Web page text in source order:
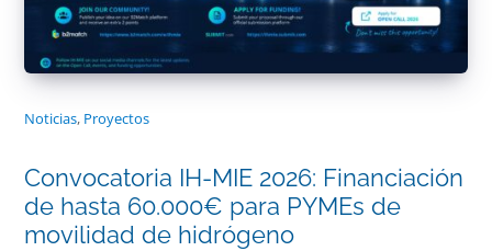
Noticias, Proyectos
Convocatoria IH-MIE 2026: Financiación
de hasta 60.000€ para PYMEs de
movilidad de hidrógeno